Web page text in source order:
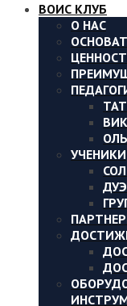
ВОИС КЛУБ
О НАС
УЧЕНИКИ